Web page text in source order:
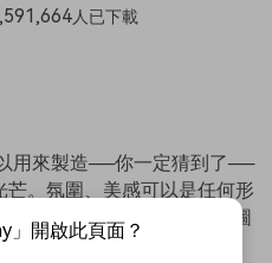
人已下載
用來製造──你一定猜到了──
芒。氛圍、美感可以是任何形
毋庸質疑。如同這張廣告圖
」開啟此頁面？